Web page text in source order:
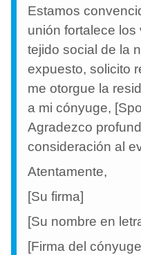
Estamos
unión fortalece los
tejido social de la
expuesto, solicito
me otorgue la
a mi cónyuge,
Agradezco
consideración al
Atentamente,
[Su firma]
[Su nombre en
[Firma del